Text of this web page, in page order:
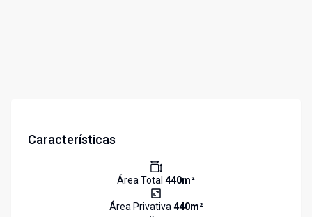
Características
Área Total 440m²
Área Privativa440m²